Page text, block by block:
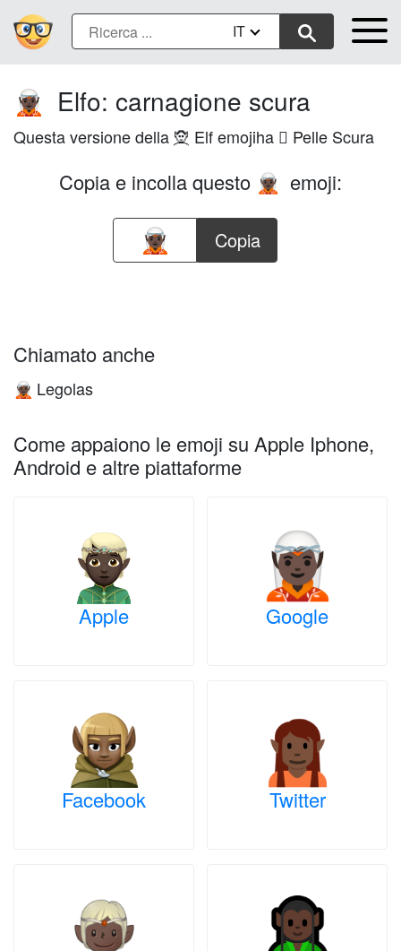
IT
🧝🏿 Elfo: carnagione scura
Questa versione della 🧝 Elf emojiha 🏿 Pelle Scura
Copia e incolla questo 🧝🏿 emoji:
Copia
Chiamato anche
🧝🏿 Legolas
Come appaiono le emoji su Apple Iphone,
Android e altre piattaforme
Apple Google
Facebook Twitter